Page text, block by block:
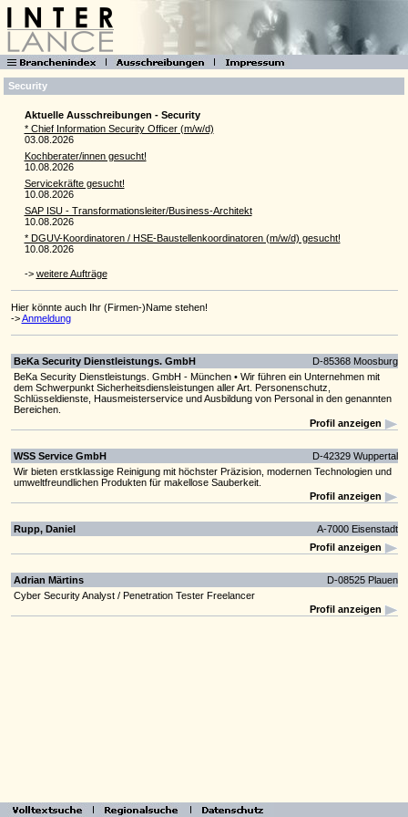
Security
Aktuelle Ausschreibungen - Security
* Chief Information Security Officer (m/w/d)
03.08.2026
Kochberater/innen gesucht!
10.08.2026
Servicekräfte gesucht!
10.08.2026
SAP ISU - Transformationsleiter/Business-Architekt
10.08.2026
* DGUV-Koordinatoren / HSE-Baustellenkoordinatoren (m/w/d) gesucht!
10.08.2026
-> weitere Aufträge
Hier könnte auch Ihr (Firmen-)Name stehen!
->Anmeldung
BeKa Security Dienstleistungs. GmbH
D-85368 Moosburg
BeKa Security Dienstleistungs. GmbH - München • Wir führen ein Unternehmen mit
dem Schwerpunkt Sicherheitsdiensleistungen aller Art. Personenschutz,
Schlüsseldienste, Hausmeisterservice und Ausbildung von Personal in den genannten
Bereichen.
Profil anzeigen
WSS Service GmbH
D-42329 Wuppertal
Wir bieten erstklassige Reinigung mit höchster Präzision, modernen Technologien und
umweltfreundlichen Produkten für makellose Sauberkeit.
Profil anzeigen
Rupp, Daniel
A-7000 Eisenstadt
Profil anzeigen
Adrian Märtins
D-08525 Plauen
Cyber Security Analyst / Penetration Tester Freelancer
Profil anzeigen